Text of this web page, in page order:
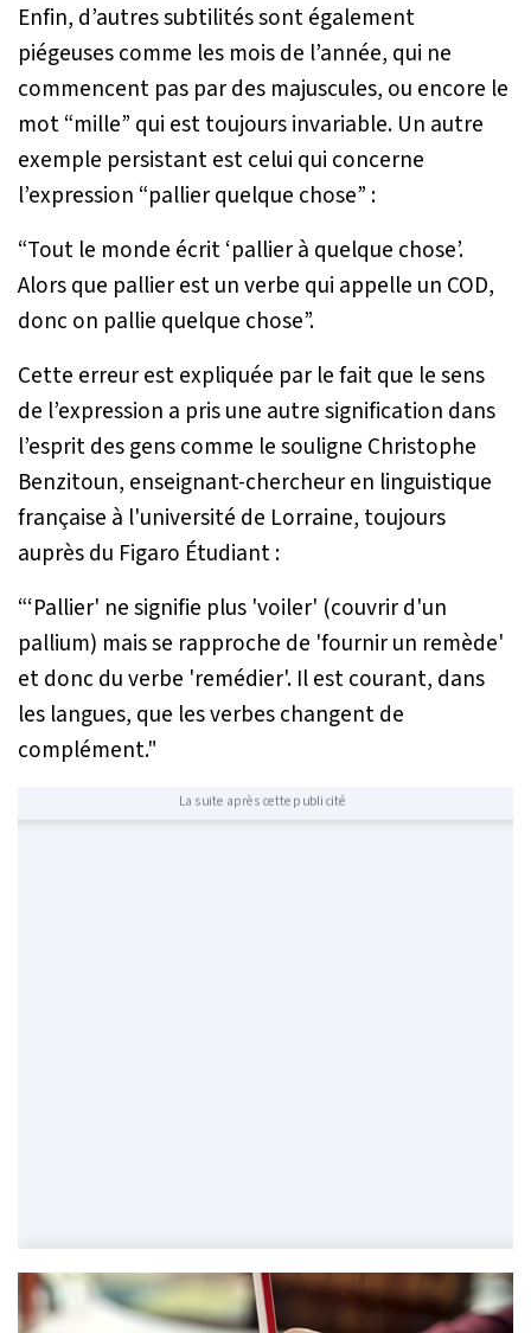
Enfin, d’autres subtilités sont également
piégeuses comme les mois de l’année, qui ne
commencent pas par des majuscules, ou encore le
mot “mille” qui est toujours invariable. Un autre
exemple persistant est celui qui concerne
l’expression “pallier quelque chose” :
“Tout le monde écrit ‘pallier à quelque chose’.
Alors que pallier est un verbe qui appelle un COD,
donc on pallie quelque chose”.
Cette erreur est expliquée par le fait que le sens
de l’expression a pris une autre signification dans
l’esprit des gens comme le souligne Christophe
Benzitoun, enseignant-chercheur en linguistique
française à l'université de Lorraine, toujours
auprès du Figaro Étudiant :
“‘Pallier' ne signifie plus 'voiler' (couvrir d'un
pallium) mais se rapproche de 'fournir un remède'
et donc du verbe 'remédier'. Il est courant, dans
les langues, que les verbes changent de
complément."
La suite après cette publicité